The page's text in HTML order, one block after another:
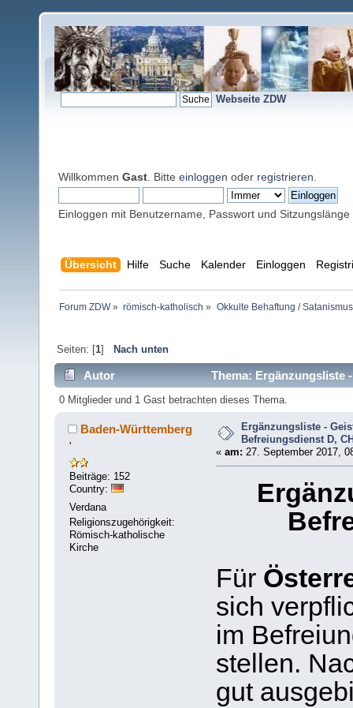
Webseite ZDW
Willkommen Gast . Bitte einloggen oder registrieren
Einloggen mit Benutzername, Passwort und Sitzungslänge
Übersicht Hilfe Suche Kalender Einloggen
Forum ZDW» römisch-katholisch » Okkulte Behaftung /
Seiten: [1] Nach unten
Autor Thema: Ergänzungsliste
0 Mitglieder und 1 Gast betrachten dieses Thema.
Baden-Württemberg
'
Beiträge: 152
Country:
Verdana
Religionszugehörigkeit:
Römisch-katholische
Kirche
Ergänzungsliste -
Befreiungsdienst D,
« am: 27. September 2017,
Für
sich
im
stellen.
gut